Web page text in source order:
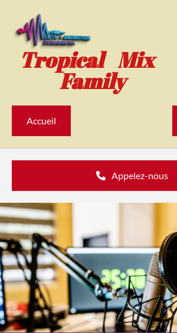
Tropical Mix
Family
Accueil
Appelez-nous